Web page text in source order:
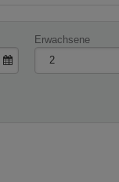
Erwachsene